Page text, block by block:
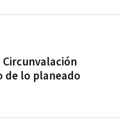
Circunvalación
de lo planeado